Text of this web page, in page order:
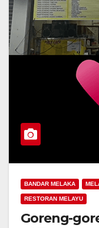
BANDAR MELAKA
RESTORAN MELAYU
Goreng-